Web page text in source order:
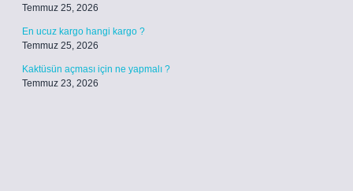
Temmuz 25, 2026
En ucuz kargo hangi kargo ?
Temmuz 25, 2026
Kaktüsün açması için ne yapmalı ?
Temmuz 23, 2026